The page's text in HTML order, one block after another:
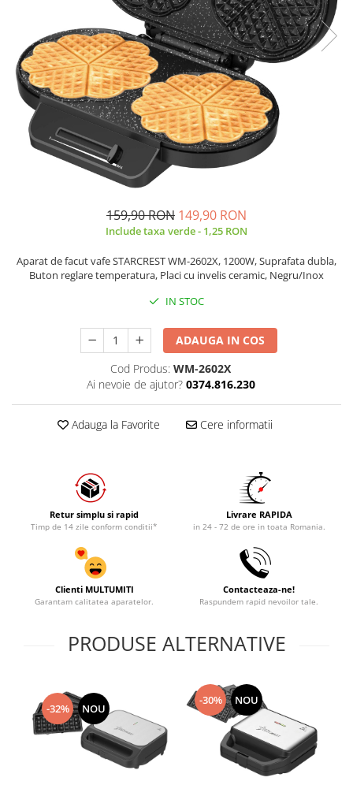
Sandwich maker
Fier de călcat
Dispozitive smart home
159,90 RON 149,90 RON
Include taxa verde - 1,25 RON
Aparat de facut vafe STARCREST WM-2602X, 1200W, Suprafata dubla,
Buton reglare temperatura, Placi cu invelis ceramic, Negru/Inox
IN STOC
ADAUGA IN COS
Cod Produs: WM-2602X
Ai nevoie de ajutor? 0374.816.230
Adauga la Favorite Cere informatii
Retur simplu si rapid
Timp de 14 zile conform conditii*
Livrare RAPIDA
in 24 - 72 de ore in toata Romania.
Clienti MULTUMITI
Garantam calitatea aparatelor.
Contacteaza-ne!
Raspundem rapid nevoilor tale.
PRODUSE ALTERNATIVE
-32% NOU
-30% NOU